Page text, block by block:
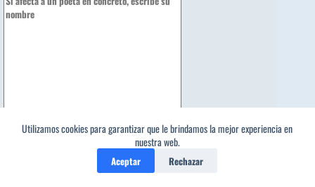
Utilizamos cookies para garantizar que le brindamos la mejor experiencia en
nuestra web.
Aceptar Rechazar